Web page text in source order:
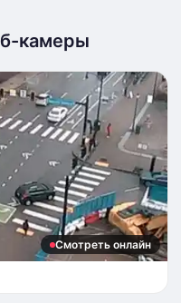
камеры
Смотреть онлайн